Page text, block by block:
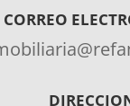
CORREO